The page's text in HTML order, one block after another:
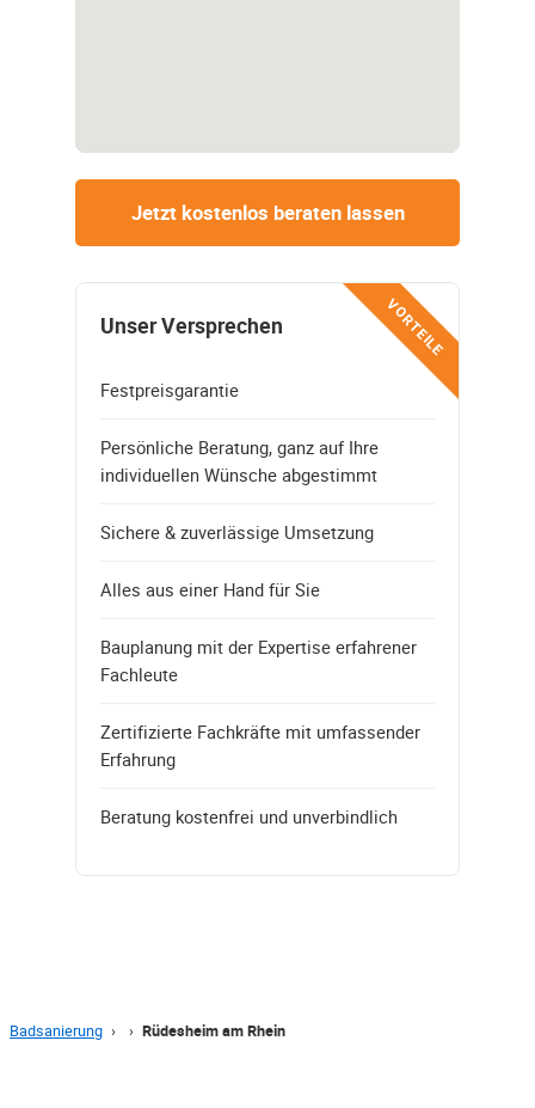
Jetzt kostenlos beraten lassen
VORTEILE
Unser Versprechen
Festpreisgarantie
Persönliche Beratung, ganz auf Ihre
individuellen Wünsche abgestimmt
Sichere & zuverlässige Umsetzung
Alles aus einer Hand für Sie
Bauplanung mit der Expertise erfahrener
Fachleute
Zertifizierte Fachkräfte mit umfassender
Erfahrung
Beratung kostenfrei und unverbindlich
Badsanierung › › Rüdesheim am Rhein